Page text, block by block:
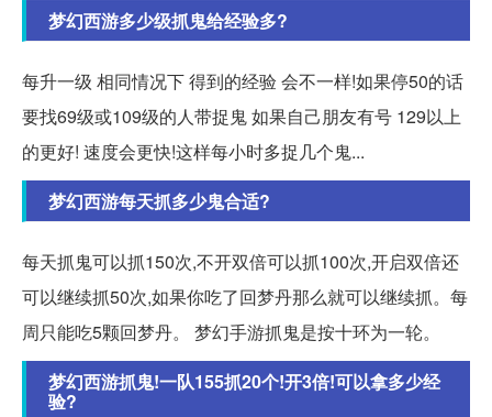
梦幻西游多少级抓鬼给经验多?
每升一级 相同情况下 得到的经验 会不一样!如果停50的话
要找69级或109级的人带捉鬼 如果自己朋友有号 129以上
的更好! 速度会更快!这样每小时多捉几个鬼...
梦幻西游每天抓多少鬼合适?
每天抓鬼可以抓150次,不开双倍可以抓100次,开启双倍还
可以继续抓50次,如果你吃了回梦丹那么就可以继续抓。每
周只能吃5颗回梦丹。 梦幻手游抓鬼是按十环为一轮。
梦幻西游抓鬼!一队155抓20个!开3倍!可以拿多少经
验?